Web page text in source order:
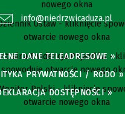
info@niedrzwicaduza.pl
DANE TELEADRESOWE »
PRYWATNOŚCI / RODO »
DOSTĘPNOŚCI »